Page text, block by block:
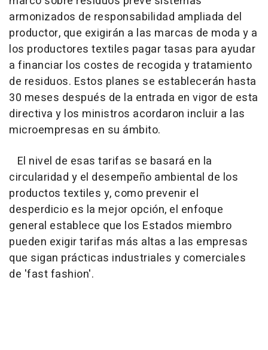
armonizados de responsabilidad ampliada del
productor, que exigirán a las marcas de moda y a
los productores textiles pagar tasas para ayudar
a financiar los costes de recogida y tratamiento
de residuos. Estos planes se establecerán hasta
30 meses después de la entrada en vigor de esta
directiva y los ministros acordaron incluir a las
microempresas en su ámbito.
El nivel de esas tarifas se basará en la
circularidad y el desempeño ambiental de los
productos textiles y, como prevenir el
desperdicio es la mejor opción, el enfoque
general establece que los Estados miembro
pueden exigir tarifas más altas a las empresas
que sigan prácticas industriales y comerciales
de 'fast fashion'.